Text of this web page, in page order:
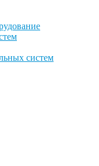
систем